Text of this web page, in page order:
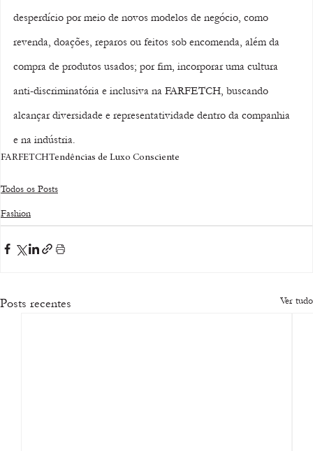
desperdício por meio de novos modelos de negócio, como
revenda, doações, reparos ou feitos sob encomenda, além da
compra de produtos usados; por fim, incorporar uma cultura
anti-discriminatória e inclusiva na FARFETCH, buscando
alcançar diversidade e representatividade dentro da companhia
e na indústria.
FARFETCHTendências de Luxo Consciente
Todos os Posts
Fashion
Posts recentes Ver tudo